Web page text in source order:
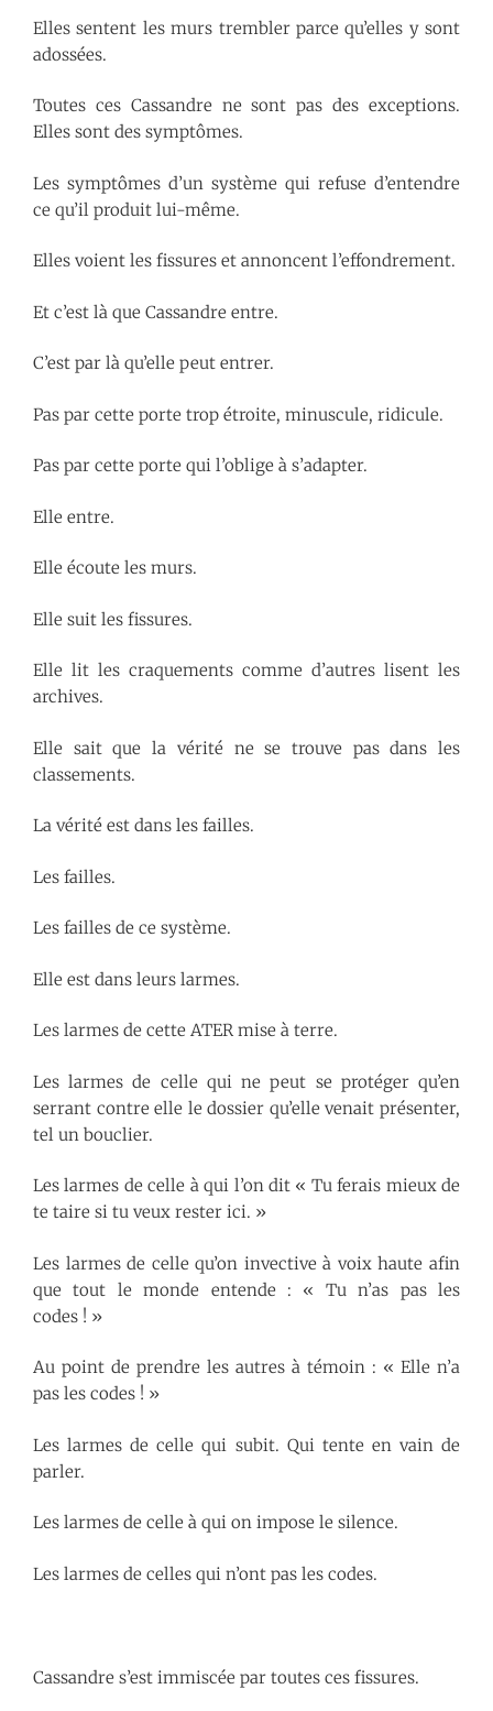
Elles sentent les murs trembler parce qu’elles y sont
adossées.
Toutes ces Cassandre ne sont pas des exceptions.
Elles sont des symptômes.
Les symptômes d’un système qui refuse d’entendre
ce qu’il produit lui-même.
Elles voient les fissures et annoncent l’effondrement.
Et c’est là que Cassandre entre.
C’est par là qu’elle peut entrer.
Pas par cette porte trop étroite, minuscule, ridicule.
Pas par cette porte qui l’oblige à s’adapter.
Elle entre.
Elle écoute les murs.
Elle suit les fissures.
Elle lit les craquements comme d’autres lisent les
archives.
Elle sait que la vérité ne se trouve pas dans les
classements.
La vérité est dans les failles.
Les failles.
Les failles de ce système.
Elle est dans leurs larmes.
Les larmes de cette ATER mise à terre.
Les larmes de celle qui ne peut se protéger qu’en
serrant contre elle le dossier qu’elle venait présenter,
tel un bouclier.
Les larmes de celle à qui l’on dit « Tu ferais mieux de
te taire si tu veux rester ici. »
Les larmes de celle qu’on invective à voix haute afin
que tout le monde entende : « Tu n’as pas les
codes ! »
Au point de prendre les autres à témoin : « Elle n’a
pas les codes ! »
Les larmes de celle qui subit. Qui tente en vain de
parler.
Les larmes de celle à qui on impose le silence.
Les larmes de celles qui n’ont pas les codes.
Cassandre s’est immiscée par toutes ces fissures.